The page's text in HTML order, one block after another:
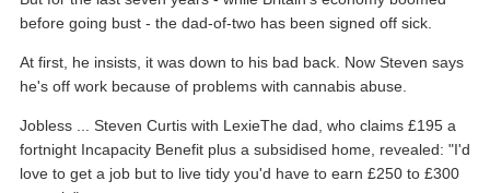
before going bust - the dad-of-two has been signed off sick.
At first, he insists, it was down to his bad back. Now Steven says
he's off work because of problems with cannabis abuse.
Jobless ... Steven Curtis with LexieThe dad, who claims £195 a
fortnight Incapacity Benefit plus a subsidised home, revealed: "I'd
love to get a job but to live tidy you'd have to earn £250 to £300